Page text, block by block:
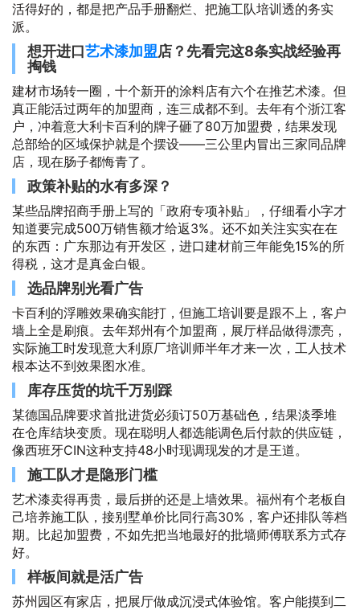
活得好的，都是把产品手册翻烂、把施工队培训透的务实
派。
想开进口艺术漆加盟店？先看完这8条实战经验再
掏钱
建材市场转一圈，十个新开的涂料店有六个在推艺术漆。但
真正能活过两年的加盟商，连三成都不到。去年有个浙江客
户，冲着意大利卡百利的牌子砸了80万加盟费，结果发现
总部给的区域保护就是个摆设——三公里内冒出三家同品牌
店，现在肠子都悔青了。
政策补贴的水有多深？
某些品牌招商手册上写的「政府专项补贴」，仔细看小字才
知道要完成500万销售额才给返3%。还不如关注实实在在
的东西：广东那边有开发区，进口建材前三年能免15%的所
得税，这才是真金白银。
选品牌别光看广告
卡百利的浮雕效果确实能打，但施工培训要是跟不上，客户
墙上全是刷痕。去年郑州有个加盟商，展厅样品做得漂亮，
实际施工时发现意大利原厂培训师半年才来一次，工人技术
根本达不到效果图水准。
库存压货的坑千万别踩
某德国品牌要求首批进货必须订50万基础色，结果淡季堆
在仓库结块变质。现在聪明人都选能调色后付款的供应链，
像西班牙CIN这种支持48小时现调现发的才是王道。
施工队才是隐形门槛
艺术漆卖得再贵，最后拼的还是上墙效果。福州有个老板自
己培养施工队，接别墅单价比同行高30%，客户还排队等档
期。比起加盟费，不如先把当地最好的批墙师傅联系方式存
好。
样板间就是活广告
苏州园区有家店，把展厅做成沉浸式体验馆。客户能摸到二